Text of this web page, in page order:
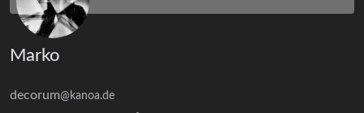
Marko
decorum@kanoa.de